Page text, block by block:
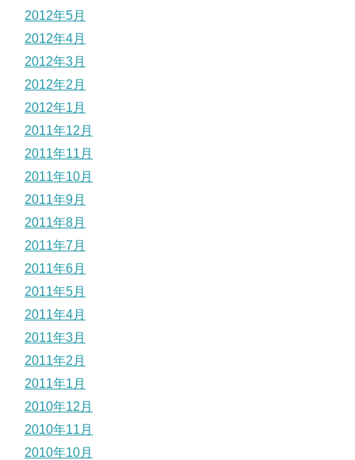
2012年5月
2012年4月
2012年3月
2012年2月
2012年1月
2011年12月
2011年11月
2011年10月
2011年9月
2011年8月
2011年7月
2011年6月
2011年5月
2011年4月
2011年3月
2011年2月
2011年1月
2010年12月
2010年11月
2010年10月